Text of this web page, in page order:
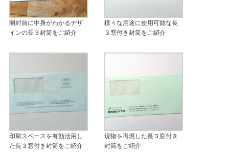
開封前に中身がわかるデザ
インの長３封筒をご紹介
様々な用途に使用可能な長
３窓付き封筒をご紹介
印刷スペースを有効活用し
た長３窓付き封筒をご紹介
現物を再現した長３窓付き
封筒をご紹介